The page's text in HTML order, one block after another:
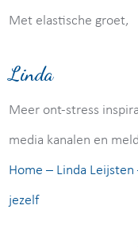
Met elastische groet,
Linda
Meer ont-stress
media kanalen en
Home – Linda
jezelf